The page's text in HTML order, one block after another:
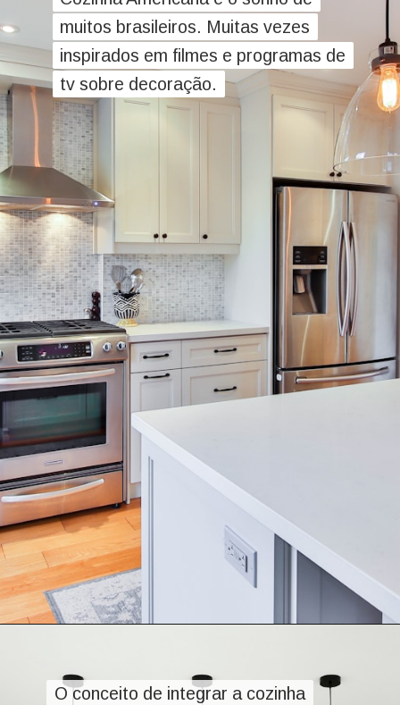
muitos brasileiros. Muitas vezes
inspirados em filmes e programas de
tv sobre decoração.
muitos brasileiros. Muitas vezes
inspirados em filmes e programas de
tv sobre decoração.
O conceito de integrar a cozinha
O conceito de integrar a cozinha